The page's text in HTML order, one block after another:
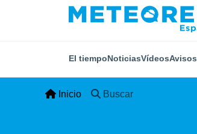
El tiempoNoticiasVídeosAvisos
Inicio Buscar